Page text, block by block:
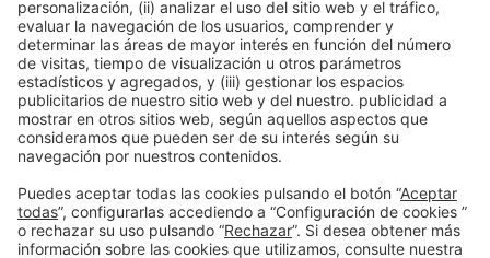
Colaboradores